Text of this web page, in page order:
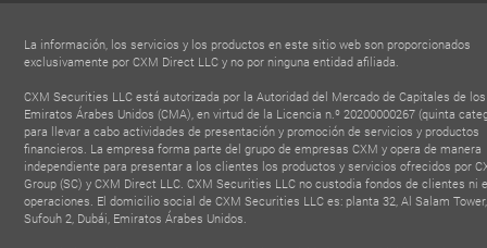
La información, los servicios y los productos en este sitio web son proporcionados
exclusivamente por CXM Direct LLC y no por ninguna entidad afiliada.
CXM Securities LLC está autorizada por la Autoridad del Mercado de Capitales de los
Emiratos Árabes Unidos (CMA), en virtud de la Licencia n.º 20200000267 (quinta
para llevar a cabo actividades de presentación y promoción de servicios y productos
financieros. La empresa forma parte del grupo de empresas CXM y opera de manera
independiente para presentar a los clientes los productos y servicios ofrecidos por
Group (SC) y CXM Direct LLC. CXM Securities LLC no custodia fondos de clientes ni
operaciones. El domicilio social de CXM Securities LLC es: planta 32, Al Salam
Sufouh 2, Dubái, Emiratos Árabes Unidos.